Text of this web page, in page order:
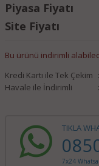
Piyasa Fiyatı
Site Fiyatı
Bu ürünü indirimli
Kredi Kartı ile Tek Çekim :
Havale ile İndirimli :
TIKLA
7x24